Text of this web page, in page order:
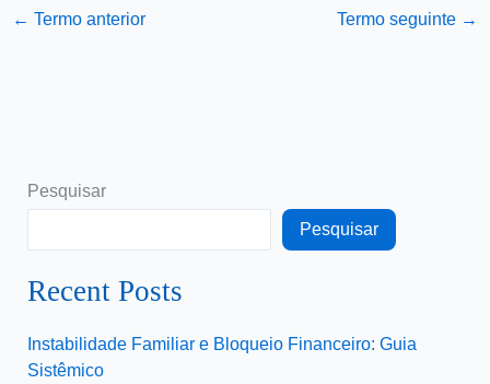
← Termo anterior Termo seguinte →
Pesquisar
Pesquisar
Recent Posts
Instabilidade Familiar e Bloqueio Financeiro: Guia
Sistêmico